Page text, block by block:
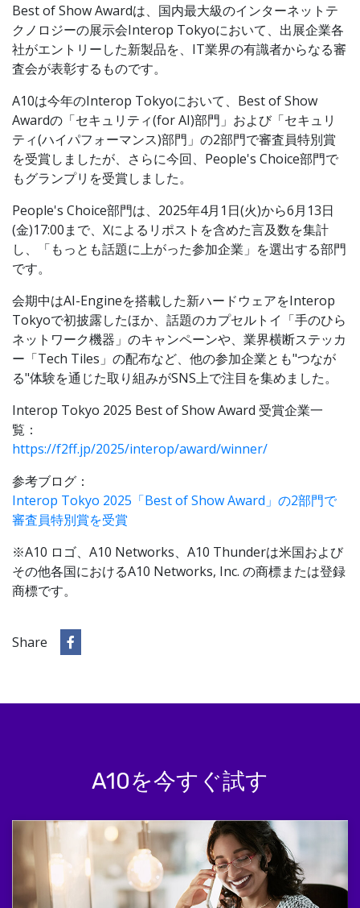
Best of Show Awardは、国内最大級のインターネットテ
クノロジーの展示会Interop Tokyoにおいて、出展企業各
社がエントリーした新製品を、IT業界の有識者からなる審
査会が表彰するものです。
A10は今年のInterop Tokyoにおいて、Best of Show
Awardの「セキュリティ(for AI)部門」および「セキュリ
ティ(ハイパフォーマンス)部門」の2部門で審査員特別賞
を受賞しましたが、さらに今回、People's Choice部門で
もグランプリを受賞しました。
People's Choice部門は、2025年4月1日(火)から6月13日
(金)17:00まで、Xによるリポストを含めた言及数を集計
し、「もっとも話題に上がった参加企業」を選出する部門
です。
会期中はAI-Engineを搭載した新ハードウェアをInterop
Tokyoで初披露したほか、話題のカプセルトイ「手のひら
ネットワーク機器」のキャンペーンや、業界横断ステッカ
ー「Tech Tiles」の配布など、他の参加企業とも"つなが
る"体験を通じた取り組みがSNS上で注目を集めました。
Interop Tokyo 2025 Best of Show Award 受賞企業一
覧：
https://f2ff.jp/2025/interop/award/winner/
参考ブログ：
Interop Tokyo 2025「Best of Show Award」の2部門で
審査員特別賞を受賞
※A10 ロゴ、A10 Networks、A10 Thunderは米国および
その他各国におけるA10 Networks, Inc. の商標または登録
商標です。
Share
A10を今すぐ試す